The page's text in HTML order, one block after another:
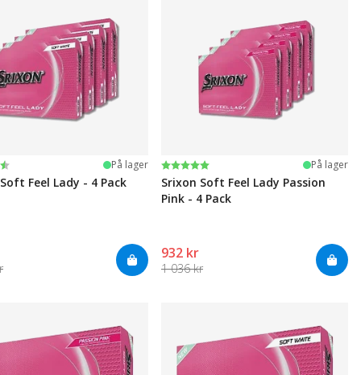
mulige På lager
Feel Lady - 4 Pack
Karakter:
5.0 av 5 mulige På lager
Srixon Soft Feel Lady Passion
Pink - 4 Pack
932 kr
1 036 kr